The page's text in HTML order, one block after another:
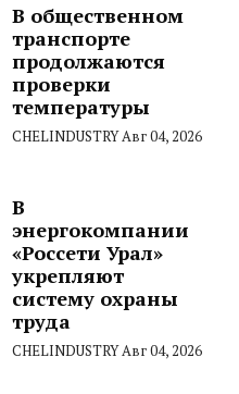
В общественном
транспорте
продолжаются
проверки
температуры
CHELINDUSTRYАвг 04, 2026
В
энергокомпании
«Россети Урал»
укрепляют
систему охраны
труда
CHELINDUSTRYАвг 04, 2026